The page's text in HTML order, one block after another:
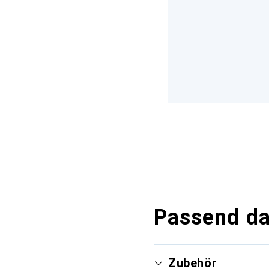
Passend
Zubehör